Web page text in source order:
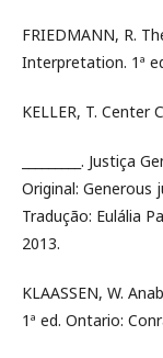
FRIEDMANN, R.
Interpretation. 1ª
KELLER, T. Center
_________.
Original: Generous
Tradução: Eulália
2013.
KLAASSEN, W.
1ª ed. Ontario: